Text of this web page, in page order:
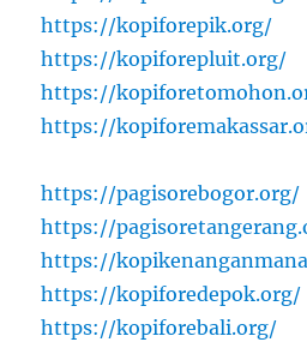
https://kopiforepik.org/
https://kopiforepluit.org/
https://
https://
https://pagisorebogor.org/
https://
https://
https://kopiforedepok.org/
https://kopiforebali.org/